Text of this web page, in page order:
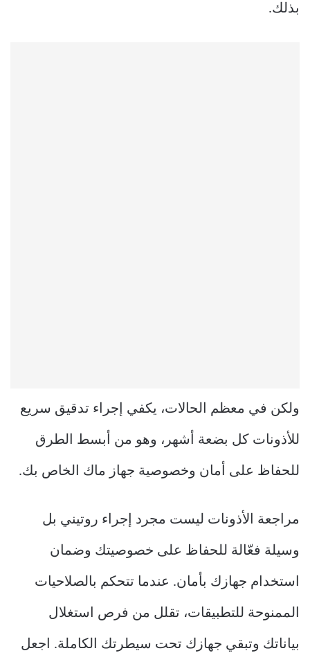
بذلك.
ولكن في معظم الحالات، يكفي إجراء تدقيق سريع
للأذونات كل بضعة أشهر، وهو من أبسط الطرق
للحفاظ على أمان وخصوصية جهاز ماك الخاص بك.
مراجعة الأذونات ليست مجرد إجراء روتيني بل
وسيلة فعّالة للحفاظ على خصوصيتك وضمان
استخدام جهازك بأمان. عندما تتحكم بالصلاحيات
الممنوحة للتطبيقات، تقلل من فرص استغلال
بياناتك وتبقي جهازك تحت سيطرتك الكاملة. اجعل